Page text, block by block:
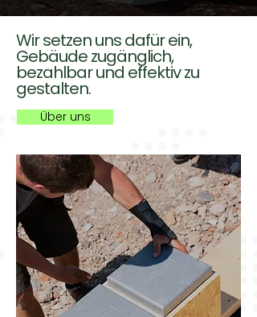
Wir setzen uns dafür ein,
Gebäude zugänglich,
bezahlbar und effektiv zu
gestalten.
Über uns